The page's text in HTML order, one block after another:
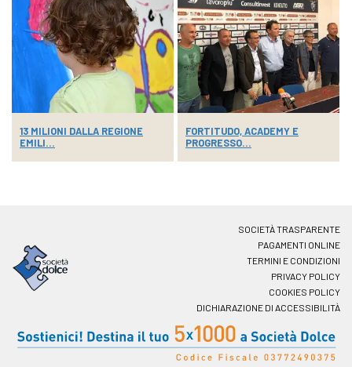
13 MILIONI DALLA REGIONE
EMILI...
FORTITUDO, ACADEMY E
PROGRESSO...
SOCIETÀ TRASPARENTE
PAGAMENTI ONLINE
TERMINI E CONDIZIONI
PRIVACY POLICY
COOKIES POLICY
DICHIARAZIONE DI ACCESSIBILITÀ